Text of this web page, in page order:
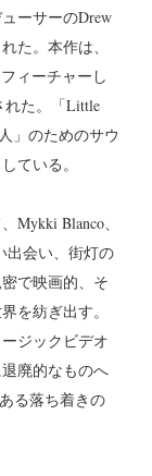
ーサーのDrew
た。本作は、
ィーチャーし
れた。「Little
」のためのサウ
ている。
Mykki Blanco、
出会い、街灯の
で映画的、そ
を紡ぎ出す。
ジックビデオ
廃的なものへ
る落ち着きの